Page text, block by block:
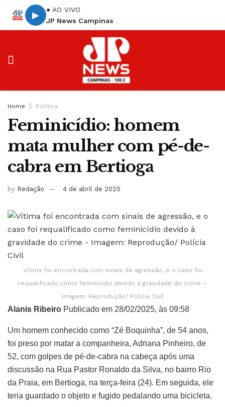
▶
● AO VIVO
JP News Campinas
Home Política
Feminicídio: homem
mata mulher com pé-de-
cabra em Bertioga
by Redação 4 de abril de 2025
Vítima foi encontrada com sinais de agressão, e o caso foi
requalificado como feminicídio devido à gravidade do crime –
Imagem: Reprodução/ Polícia Civil
Alanis Ribeiro Publicado em 28/02/2025, às 09:58
Um homem conhecido como “Zé Boquinha”, de 54 anos,
foi preso por matar a companheira, Adriana Pinheiro, de
52, com golpes de pé-de-cabra na cabeça após uma
discussão na Rua Pastor Ronaldo da Silva, no bairro Rio
da Praia, em Bertioga, na terça-feira (24). Em seguida, ele
teria guardado o objeto e fugido pedalando uma bicicleta.